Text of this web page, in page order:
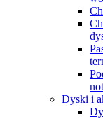
Dyski i